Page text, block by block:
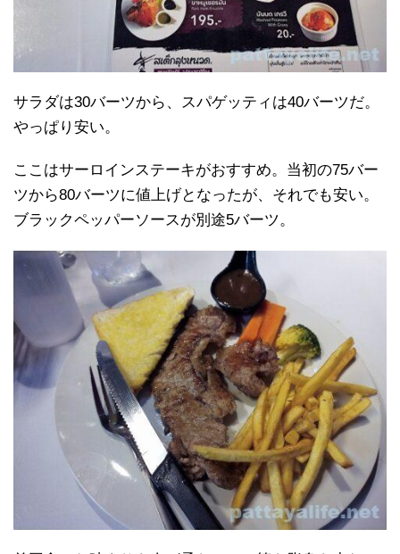
サラダは30バーツから、スパゲッティは40バーツだ。
やっぱり安い。
ここはサーロインステーキがおすすめ。当初の75バー
ツから80バーツに値上げとなったが、それでも安い。
ブラックペッパーソースが別途5バーツ。